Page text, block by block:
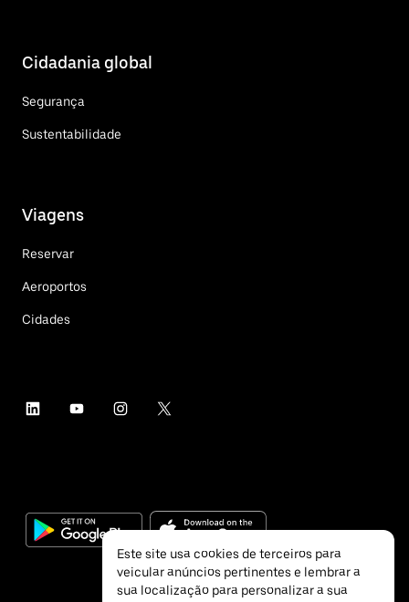
Cidadania global
Segurança
Sustentabilidade
Viagens
Reservar
Aeroportos
Cidades
Este site usa cookies de terceiros para
veicular anúncios pertinentes e lembrar a
sua localização para personalizar a sua